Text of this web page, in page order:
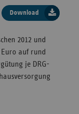
Download
2012 und
Euro auf rund
je DRG-